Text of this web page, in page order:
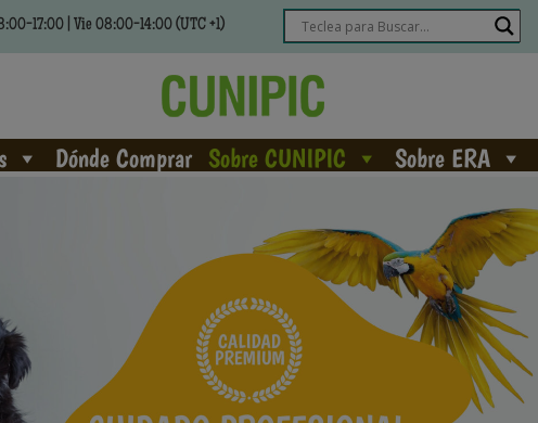
17:00 | Vie 08:00-14:00 (UTC +1)
Dónde Comprar Sobre CUNIPIC Sobre ERA